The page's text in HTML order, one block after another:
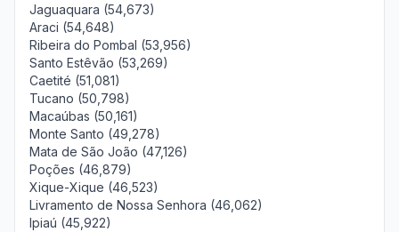
Jaguaquara (54,673)
Araci (54,648)
Ribeira do Pombal (53,956)
Santo Estêvão (53,269)
Caetité (51,081)
Tucano (50,798)
Macaúbas (50,161)
Monte Santo (49,278)
Mata de São João (47,126)
Poções (46,879)
Xique-Xique (46,523)
Livramento de Nossa Senhora (46,062)
Ipiaú (45,922)